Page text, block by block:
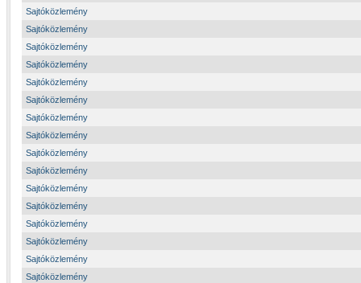
Sajtóközlemény
Sajtóközlemény
Sajtóközlemény
Sajtóközlemény
Sajtóközlemény
Sajtóközlemény
Sajtóközlemény
Sajtóközlemény
Sajtóközlemény
Sajtóközlemény
Sajtóközlemény
Sajtóközlemény
Sajtóközlemény
Sajtóközlemény
Sajtóközlemény
Sajtóközlemény